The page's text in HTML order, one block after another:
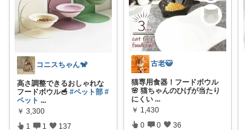
コニスちゃん🐒
高さ調整できるおしゃれな
フードボウル🥣 #ペット部 #
ペット ...
￥ 3,300
1 1 137
古老😺
猫専用食器！フードボウル
🌸 猫ちゃんのひげが当たり
にくい ...
￥ 1,430
0 0 36